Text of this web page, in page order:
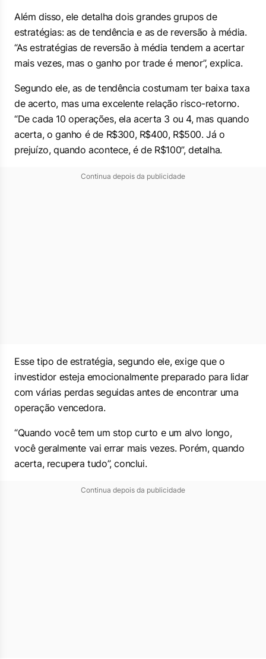
Além disso, ele detalha dois grandes grupos de
estratégias: as de tendência e as de reversão à média.
“As estratégias de reversão à média tendem a acertar
mais vezes, mas o ganho por trade é menor”, explica.
Segundo ele, as de tendência costumam ter baixa taxa
de acerto, mas uma excelente relação risco-retorno.
“De cada 10 operações, ela acerta 3 ou 4, mas quando
acerta, o ganho é de R$300, R$400, R$500. Já o
prejuízo, quando acontece, é de R$100”, detalha.
Continua depois da publicidade
Esse tipo de estratégia, segundo ele, exige que o
investidor esteja emocionalmente preparado para lidar
com várias perdas seguidas antes de encontrar uma
operação vencedora.
“Quando você tem um stop curto e um alvo longo,
você geralmente vai errar mais vezes. Porém, quando
acerta, recupera tudo”, conclui.
Continua depois da publicidade